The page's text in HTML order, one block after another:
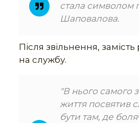
стала символом
Шаповалова.
Після звільнення,
на службу.
"В нього самого
життя посвятив
бути там, де